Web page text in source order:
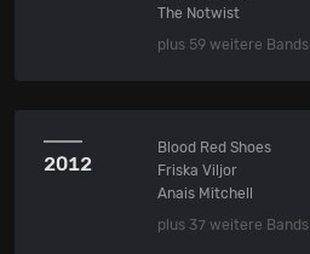
The Notwist
plus 59 weitere Bands
2012
Blood Red Shoes
Friska Viljor
Anais Mitchell
plus 37 weitere Bands